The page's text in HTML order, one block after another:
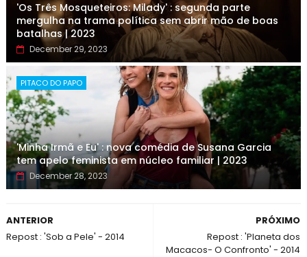
'Os Três Mosqueteiros: Milady' : segunda parte
mergulha na trama política sem abrir mão de boas
batalhas | 2023
December 29, 2023
PITACO DO PAPO
'Minha Irmã e Eu' : nova comédia de Susana Garcia
tem apelo feminista em núcleo familiar | 2023
December 28, 2023
PRÓXIMO
Repost : 'Planeta dos
Macacos- O Confronto' - 2014
ANTERIOR
Repost : 'Sob a Pele' - 2014